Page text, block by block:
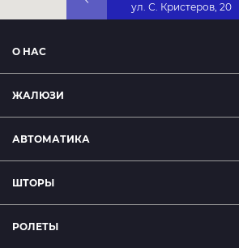
ул. С. Кристеров, 20
О НАС
ЖАЛЮЗИ
АВТОМАТИКА
ШТОРЫ
РОЛЕТЫ